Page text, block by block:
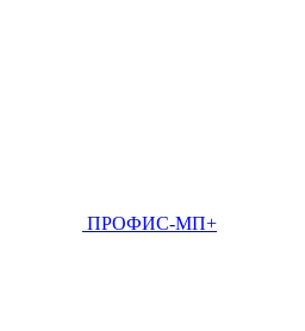
ПРОФИС-МП+